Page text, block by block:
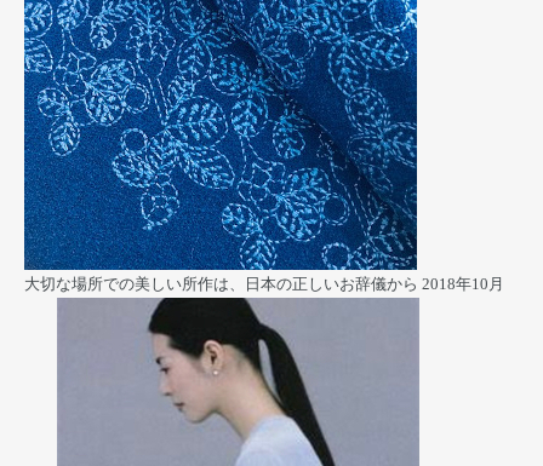
大切な場所での美しい所作は、日本の正しいお辞儀から 2018年10月